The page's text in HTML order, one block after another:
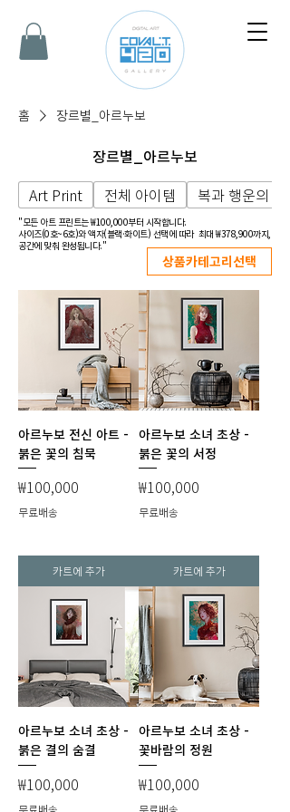
홈 장르별_아르누보
장르별_아르누보
Art Print
전체 아이템 복과 행운의 그림
상품카테고리선택
아르누보 전신 아트 -
붉은 꽃의 침묵
가격
₩100,000
무료배송
카트에 추가
아르누보 소녀 초상 -
붉은 꽃의 서정
가격
₩100,000
무료배송
카트에 추가
아르누보 소녀 초상 -
붉은 결의 숨결
가격
₩100,000
아르누보 소녀 초상 -
꽃바람의 정원
가격
₩100,000
"모든 아트 프린트는 ₩100,000부터 시작합니다.
사이즈(0호~6호)와 액자(블랙·화이트) 선택에 따라 최대 ₩378,900까지,
공간에 맞춰 완성됩니다."